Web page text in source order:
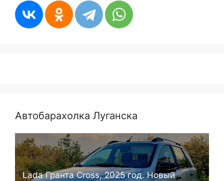
Автобарахолка Луганска
Lada Гранта Cross, 2025 год. Новый